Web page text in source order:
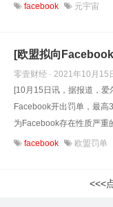
facebook 元宇宙
[欧盟拟向
零壹财经 · 2021年10月15
[10月15日讯，据报道，爱
Facebook开出罚单，最高
为Facebook存在性质严重
facebook 欧盟罚单
<<<